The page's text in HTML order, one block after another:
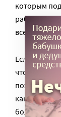
которым
все их
Если
что больше
пожилым
каких-то
больными в